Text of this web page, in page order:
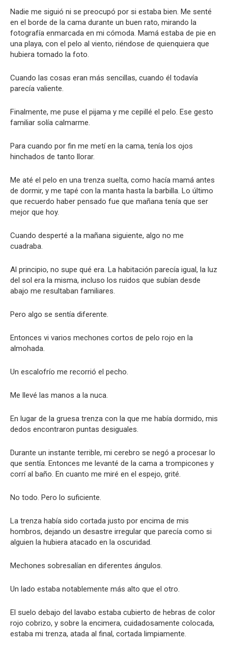
Nadie me siguió ni se preocupó por si estaba bien. Me senté
en el borde de la cama durante un buen rato, mirando la
fotografía enmarcada en mi cómoda. Mamá estaba de pie en
una playa, con el pelo al viento, riéndose de quienquiera que
hubiera tomado la foto.
Cuando las cosas eran más sencillas, cuando él todavía
parecía valiente.
Finalmente, me puse el pijama y me cepillé el pelo. Ese gesto
familiar solía calmarme.
Para cuando por fin me metí en la cama, tenía los ojos
hinchados de tanto llorar.
Me até el pelo en una trenza suelta, como hacía mamá antes
de dormir, y me tapé con la manta hasta la barbilla. Lo último
que recuerdo haber pensado fue que mañana tenía que ser
mejor que hoy.
Cuando desperté a la mañana siguiente, algo no me
cuadraba.
Al principio, no supe qué era. La habitación parecía igual, la luz
del sol era la misma, incluso los ruidos que subían desde
abajo me resultaban familiares.
Pero algo se sentía diferente.
Entonces vi varios mechones cortos de pelo rojo en la
almohada.
Un escalofrío me recorrió el pecho.
Me llevé las manos a la nuca.
En lugar de la gruesa trenza con la que me había dormido, mis
dedos encontraron puntas desiguales.
Durante un instante terrible, mi cerebro se negó a procesar lo
que sentía. Entonces me levanté de la cama a trompicones y
corrí al baño. En cuanto me miré en el espejo, grité.
No todo. Pero lo suficiente.
La trenza había sido cortada justo por encima de mis
hombros, dejando un desastre irregular que parecía como si
alguien la hubiera atacado en la oscuridad.
Mechones sobresalían en diferentes ángulos.
Un lado estaba notablemente más alto que el otro.
El suelo debajo del lavabo estaba cubierto de hebras de color
rojo cobrizo, y sobre la encimera, cuidadosamente colocada,
estaba mi trenza, atada al final, cortada limpiamente.